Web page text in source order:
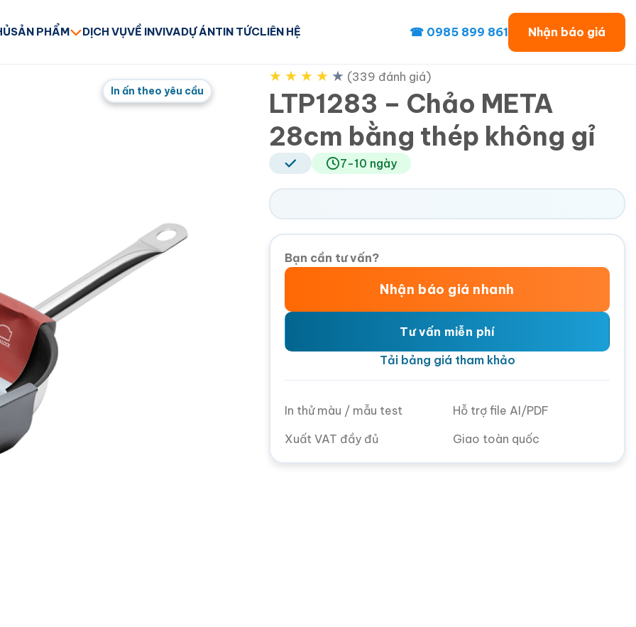
SẢN PHẨM DỊCH VỤVỀ INVIVADỰ ÁNTIN TỨCLIÊN HỆ ☎ 0985 899 861 Nhận báo giá
In ấn theo yêu cầu
★ ★ ★ ★ ★ (339 đánh giá)
LTP1283 – Chảo META
28cm bằng thép không gỉ
7-10 ngày
Bạn cần tư vấn?
Nhận báo giá nhanh
Tư vấn miễn phí
Tải bảng giá tham khảo
In thử màu / mẫu test
Hỗ trợ file AI/PDF
Xuất VAT đầy đủ
Giao toàn quốc